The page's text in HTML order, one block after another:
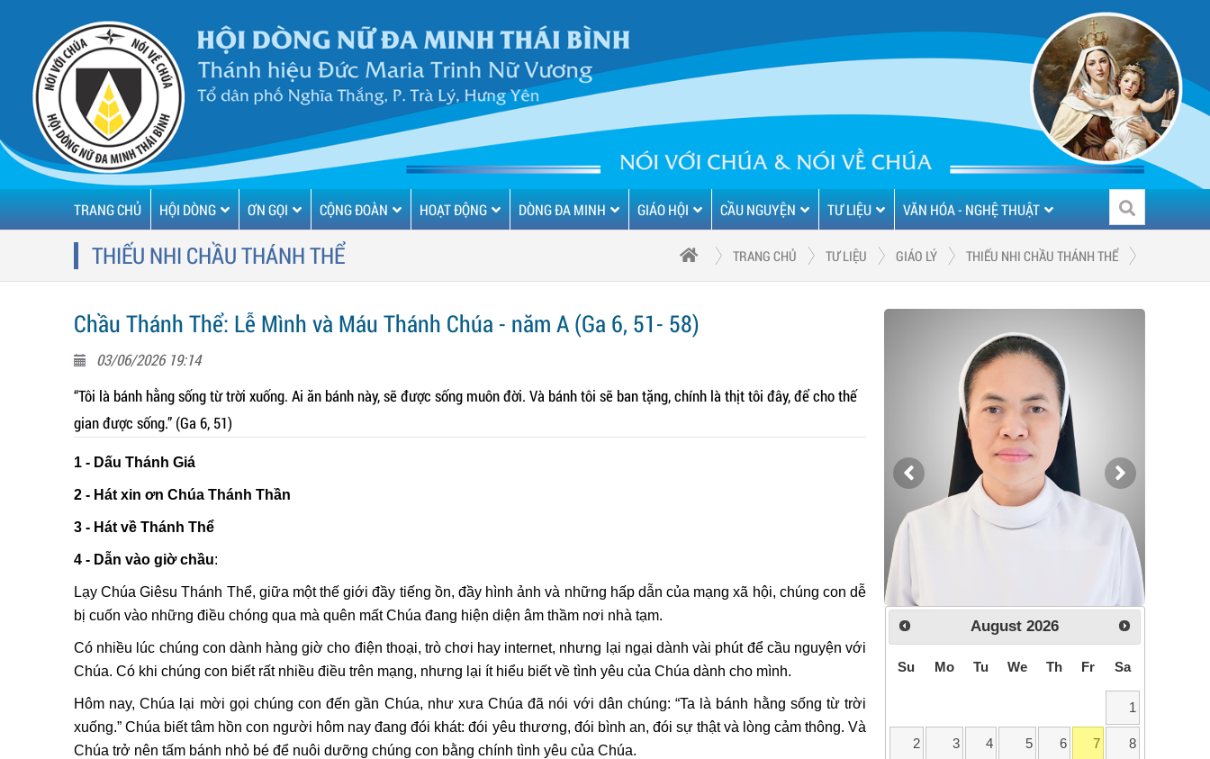
TRANG CHỦ HỘI DÒNG ƠN GỌI CỘNG ĐOÀN HOẠT ĐỘNG DÒNG ĐA MINH GIÁO HỘI CẦU NGUYỆN TƯ LIỆU VĂN HÓA - NGHỆ THUẬT
THIẾU NHI CHẦU THÁNH THỂ TRANG CHỦ TƯ LIỆU GIÁO LÝ THIẾU NHI CHẦU THÁNH THỂ
Chầu Thánh Thể: Lễ Mình và Máu Thánh Chúa - năm A (Ga 6, 51- 58)
03/06/2026 19:14
“Tôi là bánh hằng sống từ trời xuống. Ai ăn bánh này, sẽ được sống muôn đời. Và bánh tôi sẽ ban tặng, chính là thịt tôi đây, để cho thế
gian được sống.” (Ga 6, 51)
1 - Dấu Thánh Giá
2 - Hát xin ơn Chúa Thánh Thần
3 - Hát về Thánh Thể
4 - Dẫn vào giờ chầu:
Lạy Chúa Giêsu Thánh Thể, giữa một thế giới đầy tiếng ồn, đầy hình ảnh và những hấp dẫn của mạng xã hội, chúng con dễ
bị cuốn vào những điều chóng qua mà quên mất Chúa đang hiện diện âm thầm nơi nhà tạm.
Có nhiều lúc chúng con dành hàng giờ cho điện thoại, trò chơi hay internet, nhưng lại ngại dành vài phút để cầu nguyện với
Chúa. Có khi chúng con biết rất nhiều điều trên mạng, nhưng lại ít hiểu biết về tình yêu của Chúa dành cho mình.
Hôm nay, Chúa lại mời gọi chúng con đến gần Chúa, như xưa Chúa đã nói với dân chúng: “Ta là bánh hằng sống từ trời
xuống.” Chúa biết tâm hồn con người hôm nay đang đói khát: đói yêu thương, đói bình an, đói sự thật và lòng cảm thông. Và
Chúa trở nên tấm bánh nhỏ bé để nuôi dưỡng chúng con bằng chính tình yêu của Chúa.
August 2026
Su Mo Tu We Th Fr Sa
1
2 3 4 5 6 7 8